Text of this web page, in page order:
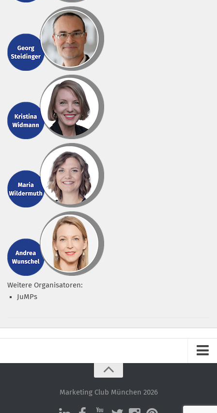
Weitere Organisatoren:
JuMPs
Datenschutz – ganz einfach!
Datenschutzerklärung
Marketing Club München 2026